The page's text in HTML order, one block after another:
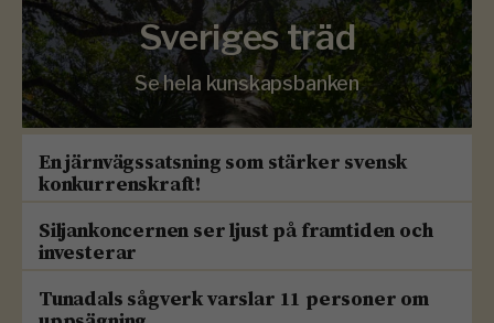
Sveriges träd
Se hela kunskapsbanken
En järnvägssatsning som stärker svensk
konkurrenskraft!
Siljankoncernen ser ljust på framtiden och
investerar
Tunadals sågverk varslar 11 personer om